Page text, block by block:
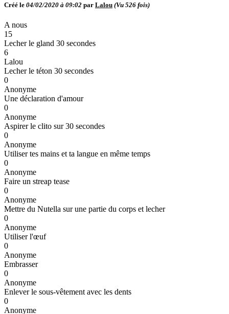
Créé le 04/02/2020 à 09:02 par Lalou (Vu 526 fois)
A nous
15
Lecher le gland 30 secondes
6
Lalou
Lecher le téton 30 secondes
0
Anonyme
Une déclaration d'amour
0
Anonyme
Aspirer le clito sur 30 secondes
0
Anonyme
Utiliser tes mains et ta langue en même temps
0
Anonyme
Faire un streap tease
0
Anonyme
Mettre du Nutella sur une partie du corps et lecher
0
Anonyme
Utiliser l'œuf
0
Anonyme
Embrasser
0
Anonyme
Enlever le sous-vêtement avec les dents
0
Anonyme